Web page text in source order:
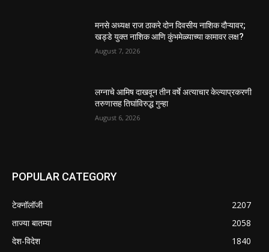
मनसे अध्यक्ष राज ठाकरे दोन दिवसीय नाशिक दौऱ्यावर;
खड्डे युक्त नाशिक आणि कुंभमेळ्याच्या कामावर लक्ष?
August 7, 2026
लग्नाचे आमिष दाखवून तीन वर्षे अत्याचार केल्याप्रकरणी
तरुणासह तिघांविरुद्ध गुन्हा
August 6, 2026
POPULAR CATEGORY
टेक्नॉलॉजी
2207
ताज्या बातम्या
2058
देश-विदेश
1840